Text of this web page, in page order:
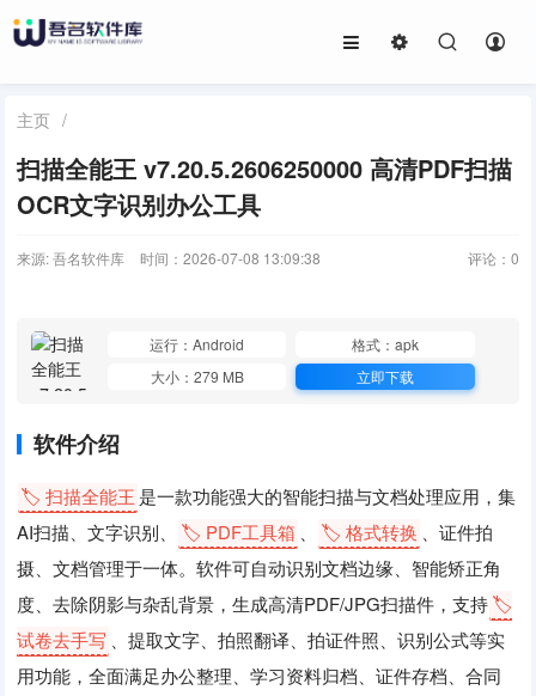
主页 /
扫描全能王 v7.20.5.2606250000 高清PDF扫描
OCR文字识别办公工具
来源: 吾名软件库 时间：2026-07-08 13:09:38 评论： 0
运行：Android
格式：apk
大小：279 MB
立即下载
软件介绍
🏷️ 扫描全能王 是一款功能强大的智能扫描与文档处理应用，集
AI扫描、文字识别、
🏷️ PDF工具箱 🏷️ 格式转换
、证件拍
摄、文档管理于一体。软件可自动识别文档边缘、智能矫正角
度、去除阴影与杂乱背景，生成高清PDF/JPG扫描件，支持🏷️
试卷去手写
、提取文字、拍照翻译、拍证件照、识别公式等实
用功能，全面满足办公整理、学习资料归档、证件存档、合同